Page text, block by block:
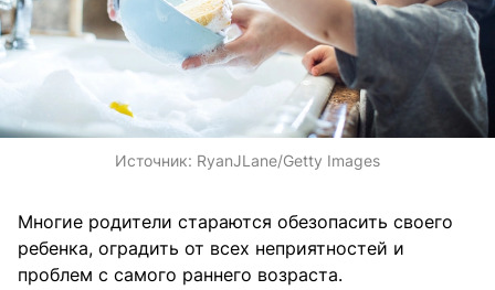
Источник: RyanJLane/Getty Images
Многие родители стараются обезопасить своего
ребенка, оградить от всех неприятностей и
проблем с самого раннего возраста.